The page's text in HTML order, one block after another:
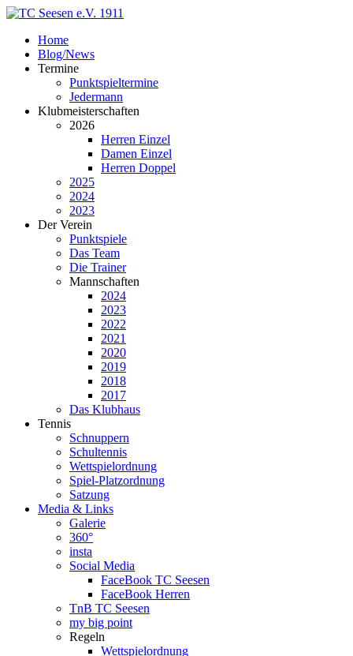
Home
Blog/News
Termine
Punktspieltermine
Jedermann
Klubmeisterschaften
2026
Herren Einzel
Damen Einzel
Herren Doppel
2025
2024
2023
Der Verein
Punktspiele
Das Team
Die Trainer
Mannschaften
2024
2023
2022
2021
2020
2019
2018
2017
Das Klubhaus
Tennis
Schnuppern
Schultennis
Wettspielordnung
Spiel-Platzordnung
Satzung
Media & Links
Galerie
360°
insta
Social Media
FaceBook TC Seesen
FaceBook Herren
TnB TC Seesen
my big point
Regeln
Wettspielordnung